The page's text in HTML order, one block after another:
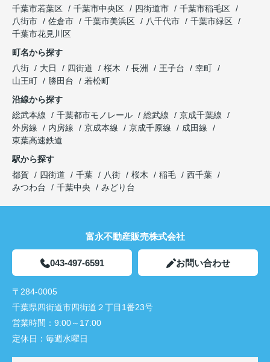
千葉市若葉区
千葉市中央区 四街道市
千葉市稲毛区
八街市
佐倉市 千葉市美浜区 八千代市
千葉市緑区
千葉市花見川区
町名から探す
八街
大日 四街道 桜木 長洲 王子台
幸町
山王町
勝田台
若松町
沿線から探す
総武本線
千葉都市モノレール 総武線
京成千葉線
外房線
内房線 京成本線 京成千原線
成田線
東葉高速鉄道
駅から探す
都賀
四街道 千葉 八街 桜木 稲毛
西千葉
みつわ台
千葉中央 みどり台
富永不動産販売株式会社
043-497-6591 お問い合わせ
〒284-0005
千葉県四街道市四街道２丁目1番23号
営業時間： 9:00～17:00
定休日： 毎週水曜日